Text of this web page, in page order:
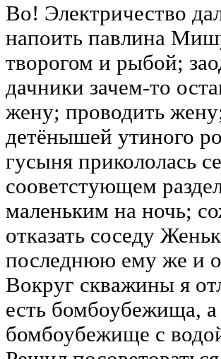
Во! Электричество
напоить павлина
творогом и рыбой;
дачники зачем-то
жену; проводить
детёнышей утиного
гусыня прикололась
сооветстующем
маленьким на ночь;
отказать соседу
последнюю ему же и
Вокруг скважины я
есть бомбоубежища,
бомбоубежище с